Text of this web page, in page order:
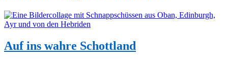
Auf ins wahre Schottland